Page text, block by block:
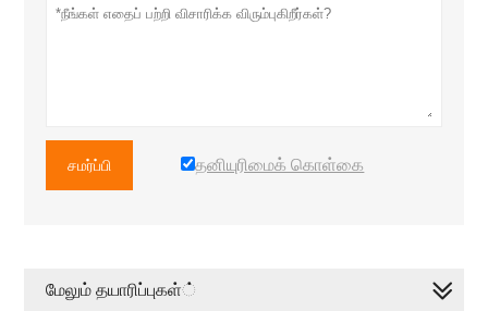
சமர்ப்பி தனியுரிமைக் கொள்கை
மேலும் தயாரிப்புகள்்